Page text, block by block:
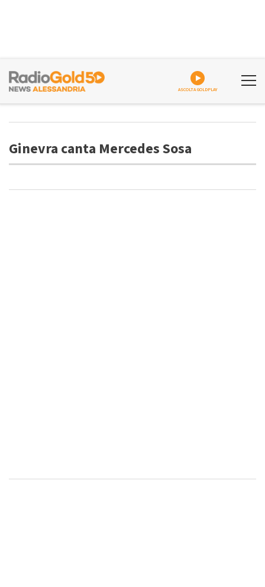
ASCOLTA GOLDPLAY
Ginevra canta Mercedes Sosa